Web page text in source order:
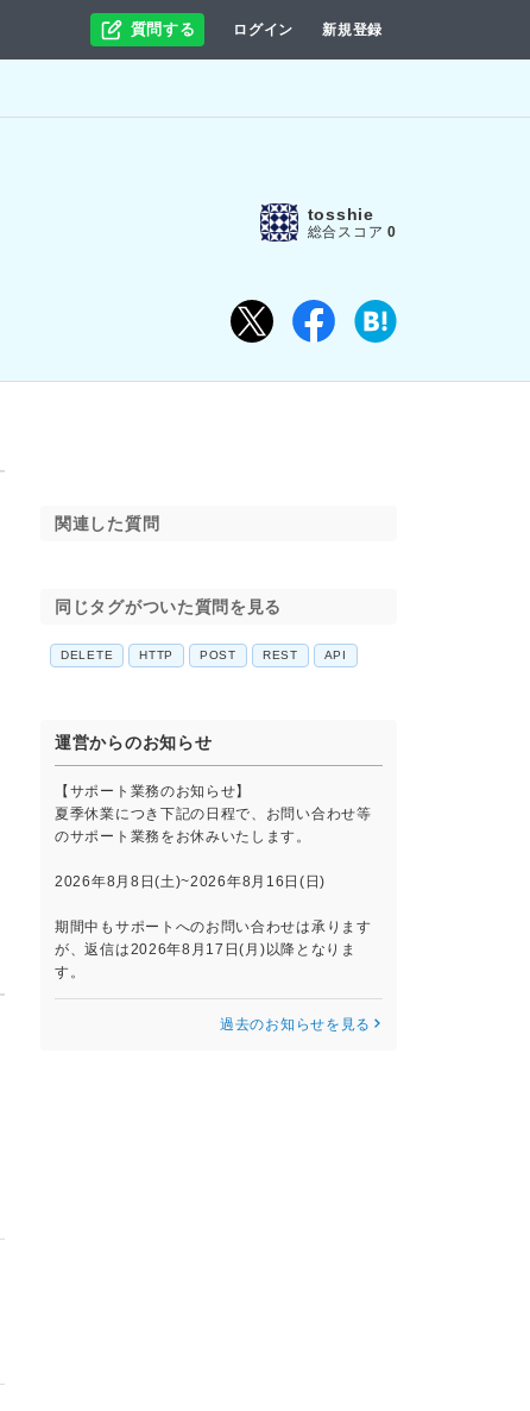
質問する ログイン 新規登録
tosshie
総合スコア 0
関連した質問
同じタグがついた質問を見る
DELETE HTTP POST REST API
運営からのお知らせ
【サポート業務のお知らせ】
夏季休業につき下記の日程で、お問い合わせ等
のサポート業務をお休みいたします。
2026年8月8日(土)~2026年8月16日(日)
期間中もサポートへのお問い合わせは承ります
が、返信は2026年8月17日(月)以降となりま
す。
過去のお知らせを見る